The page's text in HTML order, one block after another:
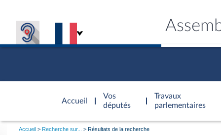
Accueil
d'accueil
Vos
députés
Travaux
parlementaires
Vous
Accueil Recherche sur... Résultats de la recherche